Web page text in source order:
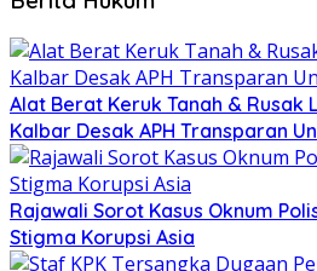
Alat Berat Keruk Tanah & Rusak
Kalbar Desak APH Transparan
Rajawali Sorot Kasus Oknum
Stigma Korupsi Asia